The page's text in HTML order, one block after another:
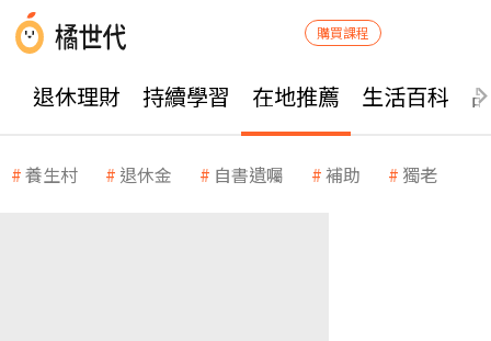
購買課程
退休理財 持續學習 在地推薦 生活百科
養生村 退休金 自書遺囑 補助 獨老